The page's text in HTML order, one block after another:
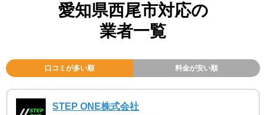
愛知県西尾市対応の
業者一覧
口コミが多い順 料金が安い順
STEP ONE株式会社